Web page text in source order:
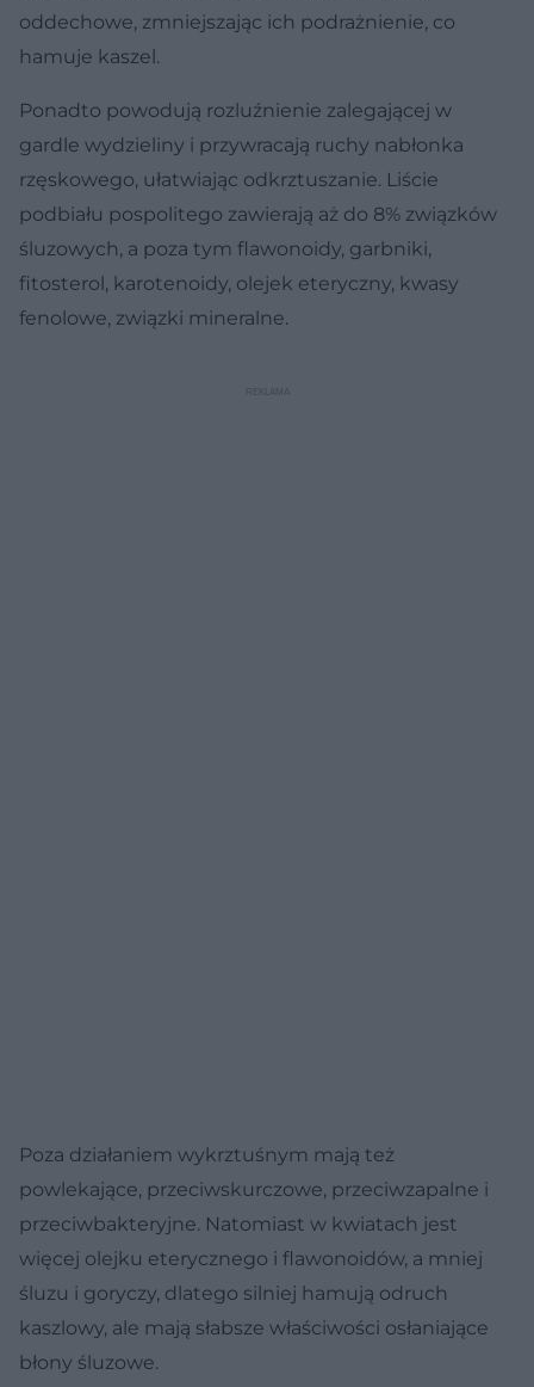
oddechowe, zmniejszając ich podrażnienie, co
hamuje kaszel.
Ponadto powodują rozluźnienie zalegającej w
gardle wydzieliny i przywracają ruchy nabłonka
rzęskowego, ułatwiając odkrztuszanie. Liście
podbiału pospolitego zawierają aż do 8% związków
śluzowych, a poza tym flawonoidy, garbniki,
fitosterol, karotenoidy, olejek eteryczny, kwasy
fenolowe, związki mineralne.
Poza działaniem wykrztuśnym mają też
powlekające, przeciwskurczowe, przeciwzapalne i
przeciwbakteryjne. Natomiast w kwiatach jest
więcej olejku eterycznego i flawonoidów, a mniej
śluzu i goryczy, dlatego silniej hamują odruch
kaszlowy, ale mają słabsze właściwości osłaniające
błony śluzowe.